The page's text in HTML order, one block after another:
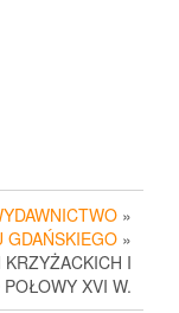
»
GDAŃSKIEGO »
I
XVI W.